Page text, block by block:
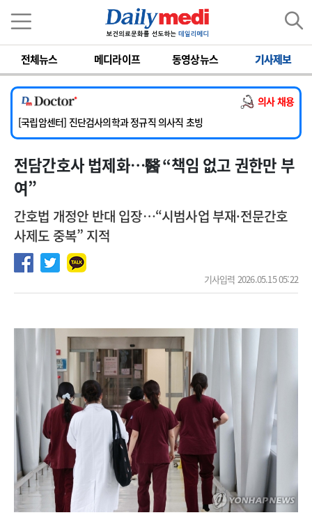
전체뉴스 메디라이프 동영상뉴스 기사제보
의사 채용
[서울아산병원] 2026년 하반기 인턴 모집
[명지병원] 하반기 전공의(인턴) 모집
[동국대학교 경주병원] 내과(소화기, 심장, 내분비), 소아청소년과, 외과, 심장혈관흉부외과, 이비인후과, 병리과 교원 초빙
[국립암센터] 진단검사의학과 정규직 의사직 초빙
[인제대학교해운대백병원] 치과 진료교수 모집 공고
[서울아산병원] 2026년 하반기 인턴 모집
[명지병원] 하반기 전공의(인턴) 모집
전담간호사 법제화…醫 “책임 없고 권한만 부
여”
간호법 개정안 반대 입장…“시범사업 부재·전문간호
사제도 중복” 지적
기사입력 2026.05.15 05:22